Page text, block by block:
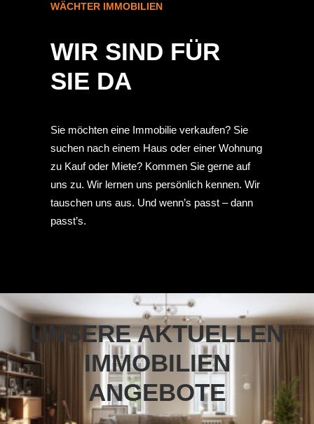
WÄCHTER IMMOBILIEN
WIR SIND FÜR
SIE DA
Sie möchten eine Immobilie verkaufen? Sie
suchen nach einem Haus oder einer Wohnung
zu Kauf oder Miete? Kommen Sie gerne auf
uns zu. Wir lernen uns persönlich kennen. Wir
tauschen uns aus. Und wenn’s passt – dann
passt’s.
UNSERE AKTUELLEN
IMMOBILIEN
ANGEBOTE